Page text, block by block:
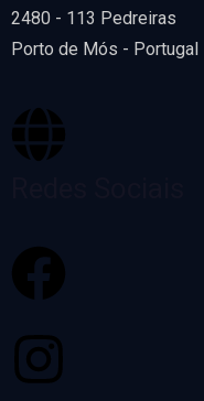
2480 - 113 Pedreiras
Porto de Mós - Portugal